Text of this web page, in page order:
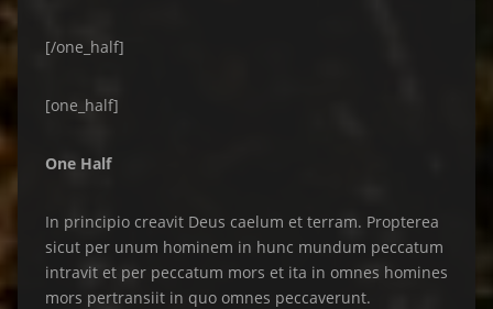
[/one_half]
[one_half]
One Half
In principio creavit Deus caelum et terram. Propterea
sicut per unum hominem in hunc mundum peccatum
intravit et per peccatum mors et ita in omnes homines
mors pertransiit in quo omnes peccaverunt.